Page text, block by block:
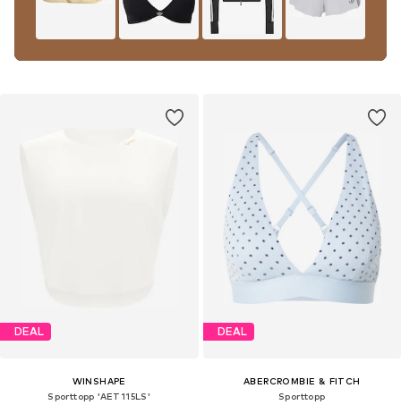
DEAL
WINSHAPE
Sporttopp 'AET115LS'
DEAL
ABERCROMBIE & FITCH
Sporttopp